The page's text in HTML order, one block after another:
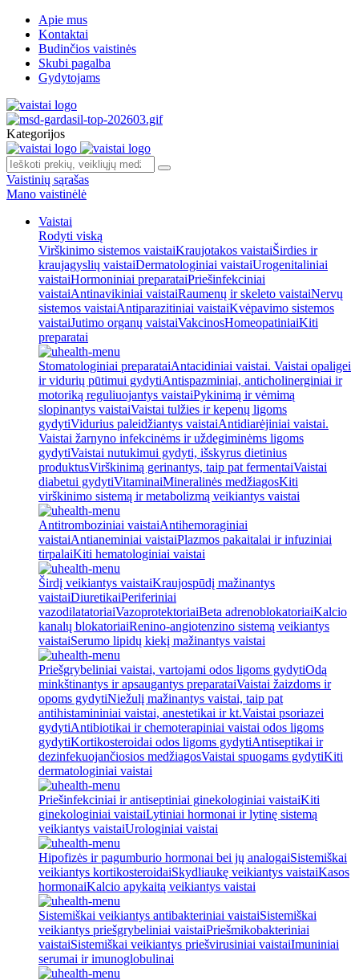
Apie mus
Kontaktai
Budinčios vaistinės
Skubi pagalba
Gydytojams
Kategorijos
Vaistinių sąrašas
Mano vaistinėlė
Vaistai
Rodyti viską
Virškinimo sistemos vaistaiKraujotakos vaistaiŠirdies ir
kraujagyslių vaistaiDermatologiniai vaistaiUrogenitaliniai
vaistaiHormoniniai preparataiPriešinfekciniai
vaistaiAntinavikiniai vaistaiRaumenų ir skeleto vaistaiNervų
sistemos vaistaiAntiparazitiniai vaistaiKvėpavimo sistemos
vaistaiJutimo organų vaistaiVakcinosHomeopatiniaiKiti
preparatai
Stomatologiniai preparataiAntacidiniai vaistai. Vaistai opaligei
ir vidurių pūtimui gydytiAntispazminiai, anticholinerginiai ir
motoriką reguliuojantys vaistaiPykinimą ir vėmimą
slopinantys vaistaiVaistai tulžies ir kepenų ligoms
gydytiVidurius paleidžiantys vaistaiAntidiarėjiniai vaistai.
Vaistai žarnyno infekcinėms ir uždegiminėms ligoms
gydytiVaistai nutukimui gydyti, išskyrus dietinius
produktusVirškinimą gerinantys, taip pat fermentaiVaistai
diabetui gydytiVitaminaiMineralinės medžiagosKiti
virškinimo sistemą ir metabolizmą veikiantys vaistai
Antitromboziniai vaistaiAntihemoraginiai
vaistaiAntianeminiai vaistaiPlazmos pakaitalai ir infuziniai
tirpalaiKiti hematologiniai vaistai
Širdį veikiantys vaistaiKraujospūdį mažinantys
vaistaiDiuretikaiPeriferiniai
vazodilatatoriaiVazoprotektoriaiBeta adrenoblokatoriaiKalcio
kanalų blokatoriaiRenino-angiotenzino sistemą veikiantys
vaistaiSerumo lipidų kiekį mažinantys vaistai
Priešgrybeliniai vaistai, vartojami odos ligoms gydytiOdą
minkštinantys ir apsaugantys preparataiVaistai žaizdoms ir
opoms gydytiNiežulį mažinantys vaistai, taip pat
antihistamininiai vaistai, anestetikai ir kt.Vaistai psoriazei
gydytiAntibiotikai ir chemoterapiniai vaistai odos ligoms
gydytiKortikosteroidai odos ligoms gydytiAntiseptikai ir
dezinfekuojančiosios medžiagosVaistai spuogams gydytiKiti
dermatologiniai vaistai
Priešinfekciniai ir antiseptiniai ginekologiniai vaistaiKiti
ginekologiniai vaistaiLytiniai hormonai ir lytinę sistemą
veikiantys vaistaiUrologiniai vaistai
Hipofizės ir pagumburio hormonai bei jų analogaiSistemiškai
veikiantys kortikosteroidaiSkydliaukę veikiantys vaistaiKasos
hormonaiKalcio apykaitą veikiantys vaistai
Sistemiškai veikiantys antibakteriniai vaistaiSistemiškai
veikiantys priešgrybeliniai vaistaiPriešmikobakteriniai
vaistaiSistemiškai veikiantys priešvirusiniai vaistaiImuniniai
serumai ir imunoglobulinai